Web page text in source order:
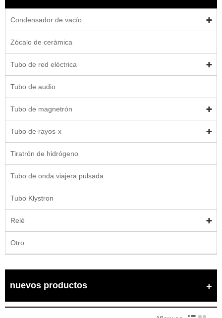
Condensador de vacío
Zócalo de cerámica
Tubo de red eléctrica
Tubo de audio
Tubo de magnetrón
Tubo de rayos-x
Tiratrón de hidrógeno
Tubo de onda viajera pulsada
Tubo Klystron
Relé
Otro
nuevos productos